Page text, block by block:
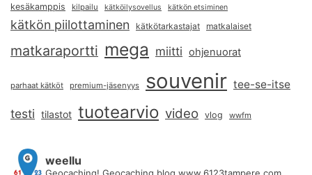
kesäkamppis kilpailu kätköilysovellus kätkön etsiminen
kätkön piilottaminen kätkötarkastajat matkalaiset
matkaraportti mega miitti ohjenuorat
parhaat kätköt premium-jäsenyys souvenir tee-se-itse
testi tilastot tuotearvio video vlog wwfm
weellu
Geocaching! Geocaching blog www.6123tampere.com